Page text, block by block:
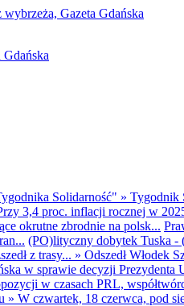
Gdańska
Solidarność" » Tygodnik
3,4 proc. inflacji rocznej w
okrutne zbrodnie na polsk...
(PO)lityczny dobytek Tuska -
z trasy... » Odszedł Włodek
w sprawie decyzji Prezydenta
w czasach PRL,
» W czwartek, 18 czerwca, pod